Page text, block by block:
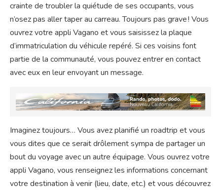
crainte de troubler la quiétude de ses occupants, vous
n’osez pas aller taper au carreau. Toujours pas grave ! Vous
ouvrez votre appli Vagano et vous saisissez la plaque
d’immatriculation du véhicule repéré. Si ces voisins font
partie de la communauté, vous pouvez entrer en contact
avec eux en leur envoyant un message.
Imaginez toujours… Vous avez planifié un roadtrip et vous
vous dites que ce serait drôlement sympa de partager un
bout du voyage avec un autre équipage. Vous ouvrez votre
appli Vagano, vous renseignez les informations concernant
votre destination à venir (lieu, date, etc.) et vous découvrez